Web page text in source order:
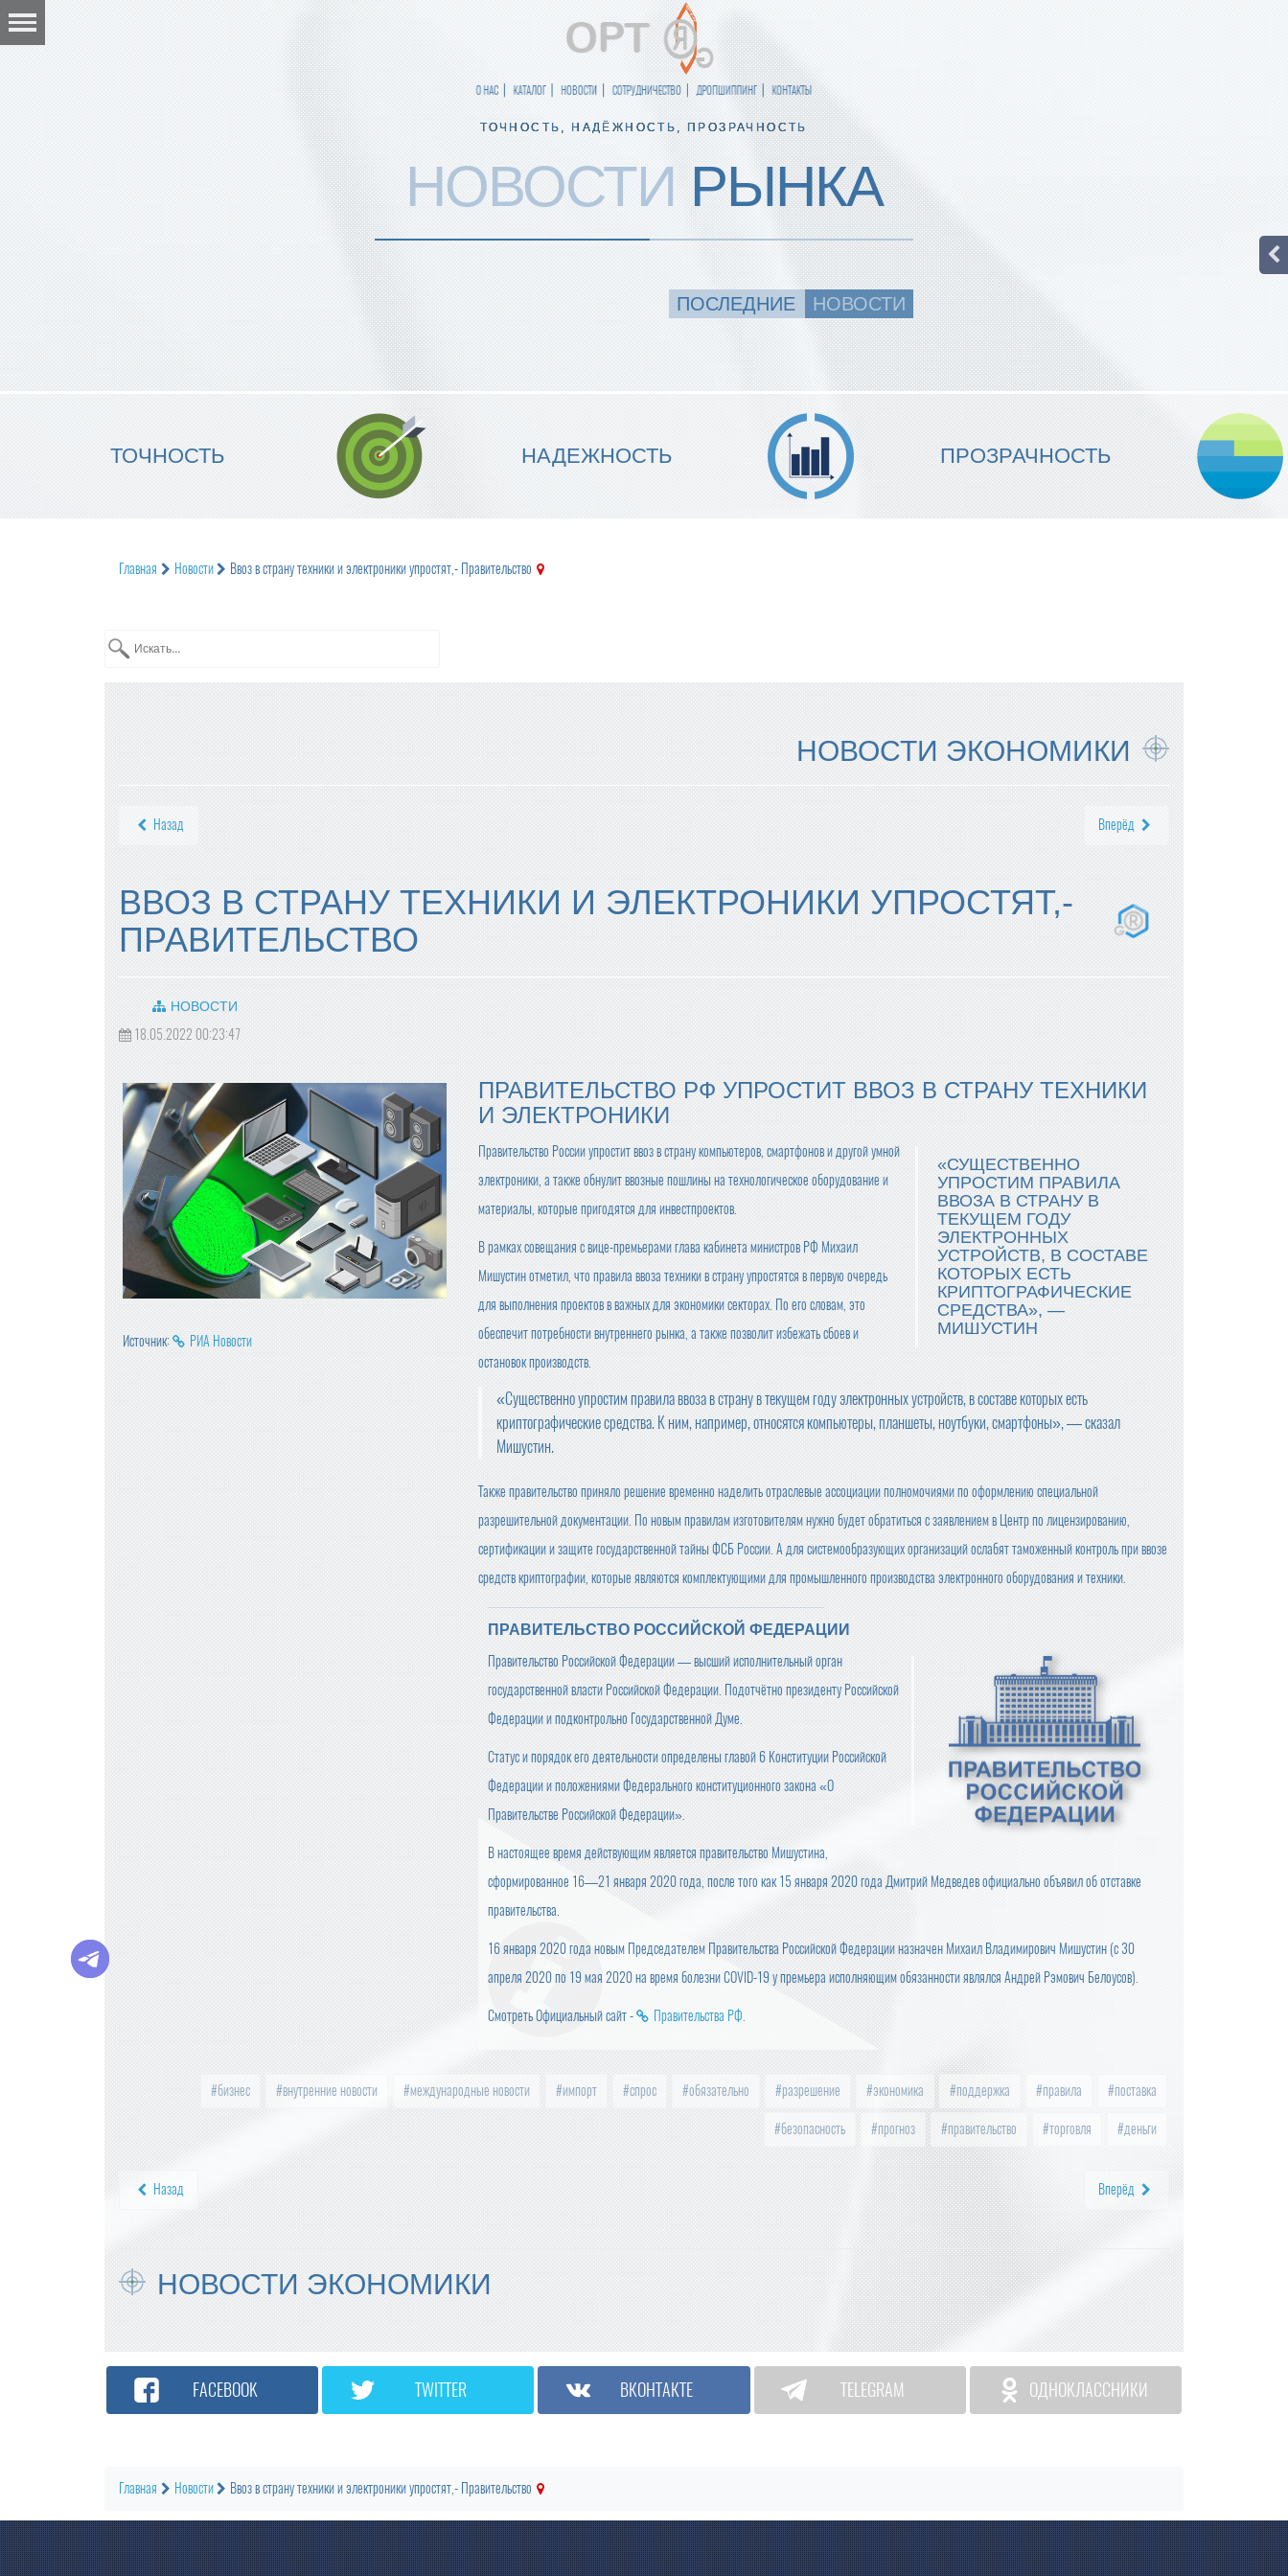
О НАС КАТАЛОГ НОВОСТИ СОТРУДНИЧЕСТВО ДРОПШИППИНГ КОНТАКТЫ
ТОЧНОСТЬ, НАДЁЖНОСТЬ, ПРОЗРАЧНОСТЬ
НОВОСТИ РЫНКА
ПОСЛЕДНИЕ НОВОСТИ
ТОЧНОСТЬ
МЫ ГАРАНТИРУЕМ ТОЧНОСТЬ
ИСПОЛНЕНИЯ
НАДЕЖНОСТЬ
МЫ ОБЕСПЕЧИВАЕМ
НАДЕЖНОСТЬ ИСПОЛНЕНИЯ
ПРОЗРАЧНОСТЬ
Главная Новости Ввоз в страну техники и электроники упростят,- Правительство
НОВОСТИ ЭКОНОМИКИ
Назад Вперёд
ВВОЗ В СТРАНУ ТЕХНИКИ И ЭЛЕКТРОНИКИ УПРОСТЯТ,-
ПРАВИТЕЛЬСТВО
НОВОСТИ
18.05.2022 00:23:47
Источник: РИА Новости
ПРАВИТЕЛЬСТВО РФ УПРОСТИТ ВВОЗ В СТРАНУ ТЕХНИКИ
И ЭЛЕКТРОНИКИ
«СУЩЕСТВЕННО
УПРОСТИМ ПРАВИЛА
ВВОЗА В СТРАНУ В
ТЕКУЩЕМ ГОДУ
ЭЛЕКТРОННЫХ
УСТРОЙСТВ, В СОСТАВЕ
КОТОРЫХ ЕСТЬ
КРИПТОГРАФИЧЕСКИЕ
СРЕДСТВА», —
МИШУСТИН
Правительство России упростит ввоз в страну компьютеров, смартфонов и другой умной
электроники, а также обнулит ввозные пошлины на технологическое оборудование и
материалы, которые пригодятся для инвестпроектов.
В рамках совещания с вице-премьерами глава кабинета министров РФ Михаил
Мишустин отметил, что правила ввоза техники в страну упростятся в первую очередь
для выполнения проектов в важных для экономики секторах. По его словам, это
обеспечит потребности внутреннего рынка, а также позволит избежать сбоев и
остановок производств.
«Существенно упростим правила ввоза в страну в текущем году электронных устройств, в составе которых есть
криптографические средства. К ним, например, относятся компьютеры, планшеты, ноутбуки, смартфоны», — сказал
Мишустин.
Также правительство приняло решение временно наделить отраслевые ассоциации полномочиями по оформлению специальной
разрешительной документации. По новым правилам изготовителям нужно будет обратиться с заявлением в Центр по лицензированию,
сертификации и защите государственной тайны ФСБ России. А для системообразующих организаций ослабят таможенный контроль при ввозе
средств криптографии, которые являются комплектующими для промышленного производства электронного оборудования и техники.
ПРАВИТЕЛЬСТВО РОССИЙСКОЙ ФЕДЕРАЦИИ
Правительство Российской Федерации — высший исполнительный орган
государственной власти Российской Федерации. Подотчётно президенту Российской
Федерации и подконтрольно Государственной Думе.
Статус и порядок его деятельности определены главой 6 Конституции Российской
Федерации и положениями Федерального конституционного закона «О
Правительстве Российской Федерации».
В настоящее время действующим является правительство Мишустина,
сформированное 16—21 января 2020 года, после того как 15 января 2020 года Дмитрий Медведев официально объявил об отставке
правительства.
16 января 2020 года новым Председателем Правительства Российской Федерации назначен Михаил Владимирович Мишустин (с 30
апреля 2020 по 19 мая 2020 на время болезни COVID-19 у премьера исполняющим обязанности являлся Андрей Рэмович Белоусов).
Смотреть Официальный сайт - Правительства РФ
бизнес внутренние новости международные новости импорт спрос обязательно разрешение экономика поддержка правила поставка
безопасность прогноз правительство торговля деньги
Назад Вперёд
НОВОСТИ ЭКОНОМИКИ
FACEBOOK TWITTER ВКОНТАКТЕ TELEGRAM ОДНОКЛАССНИКИ
Главная Новости Ввоз в страну техники и электроники упростят,- Правительство